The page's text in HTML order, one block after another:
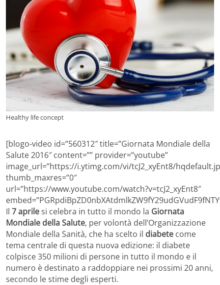
Healthy life concept
[blogo-video id=”560312″ title=”Giornata Mondiale della
Salute 2016″ content=”” provider=”youtube”
image_url=”https://i.ytimg.com/vi/tcJ2_xyEnt8/
thumb_maxres=”0″
url=”https://www.youtube.com/watch?v=tcJ2_xyEnt8″
Il 7 aprilesi celebra in tutto il mondo la Giornata
Mondiale della Salute, per volontà dell’Organizzazione
Mondiale della Sanità, che ha scelto il diabete come
tema centrale di questa nuova edizione: il diabete
colpisce 350 milioni di persone in tutto il mondo e il
numero è destinato a raddoppiare nei prossimi 20 anni,
secondo le stime degli esperti.